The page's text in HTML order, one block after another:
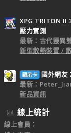
XPG TRITON II
壓力實測
最新：古代靈異
新型散熱裝置 /
顯示卡
國外網友
最新：
新品資訊
線上統計
線上會員